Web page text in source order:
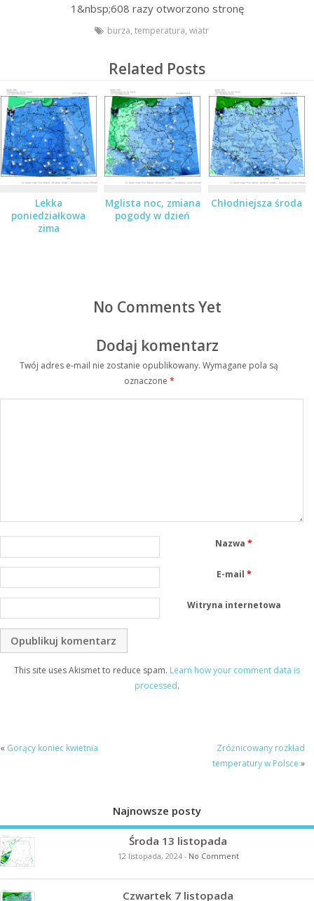
1&nbsp;608 razy otworzono stronę
burza, temperatura, wiatr
Related Posts
Lekka
poniedziałkowa
zima
Mglista noc, zmiana
pogody w dzień
Chłodniejsza środa
No Comments Yet
Dodaj komentarz
Twój adres e-mail nie zostanie opublikowany. Wymagane pola są
oznaczone *
Nazwa*
E-mail *
Witryna internetowa
This site uses Akismet to reduce spam. Learn how your comment data is
processed.
« Gorący koniec kwietnia
Zróżnicowany rozkład
temperatury w Polsce »
Najnowsze posty
Środa 13 listopada
12 listopada, 2024- No Comment
Czwartek 7 listopada